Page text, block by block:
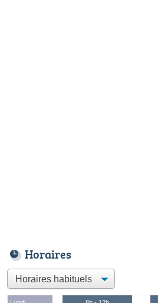
Horaires